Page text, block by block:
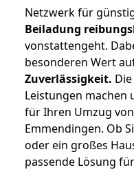
Netzwerk für
Beiladung
vonstattengeht.
besonderen Wert
Zuverlässigkeit.
Leistungen machen
für Ihren Umzug
Emmendingen. Ob
oder ein großes
passende Lösung